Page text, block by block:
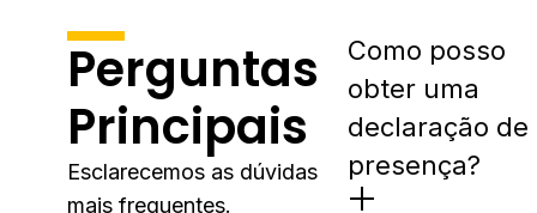
Perguntas
Principais
Esclarecemos as dúvidas
mais frequentes.
Como posso
obter uma
declaração de
presença?